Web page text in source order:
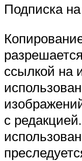
Подписка
ссылкой на
с